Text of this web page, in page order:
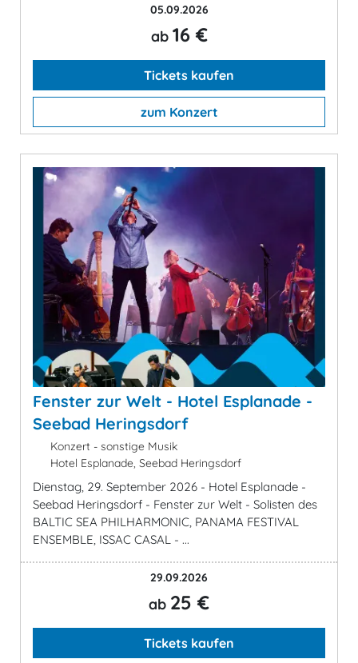
05.09.2026
ab 16 €
Tickets kaufen
zum Konzert
Fenster zur Welt - Hotel Esplanade -
Seebad Heringsdorf
Konzert - sonstige Musik
Hotel Esplanade, Seebad Heringsdorf
Dienstag, 29. September 2026 - Hotel Esplanade -
Seebad Heringsdorf - Fenster zur Welt - Solisten des
BALTIC SEA PHILHARMONIC, PANAMA FESTIVAL
ENSEMBLE, ISSAC CASAL - ...
29.09.2026
ab 25 €
Tickets kaufen